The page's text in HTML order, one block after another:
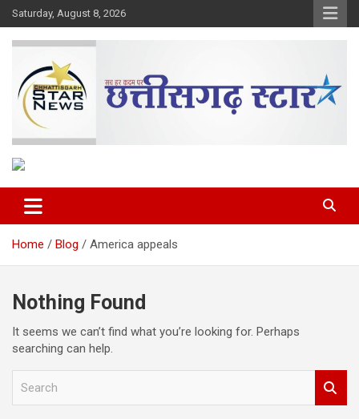
Skip
to
content
Saturday, August 8, 2026
Chhattisgarh Star
Home Blog America appeals
Nothing Found
It seems we can’t find what you’re looking for. Perhaps
searching can help.